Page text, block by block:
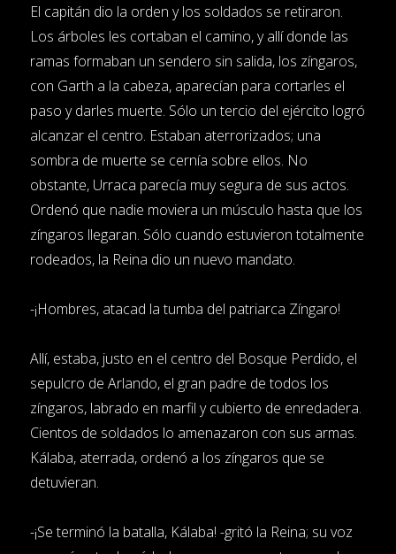
El capitán dio la orden y los soldados se retiraron.
Los árboles les cortaban el camino, y allí donde las
ramas formaban un sendero sin salida, los zíngaros,
con Garth a la cabeza, aparecían para cortarles el
paso y darles muerte. Sólo un tercio del ejército logró
alcanzar el centro. Estaban aterrorizados; una
sombra de muerte se cernía sobre ellos. No
obstante, Urraca parecía muy segura de sus actos.
Ordenó que nadie moviera un músculo hasta que los
zíngaros llegaran. Sólo cuando estuvieron totalmente
rodeados, la Reina dio un nuevo mandato.
-¡Hombres, atacad la tumba del patriarca Zíngaro!
Allí, estaba, justo en el centro del Bosque Perdido, el
sepulcro de Arlando, el gran padre de todos los
zíngaros, labrado en marfil y cubierto de enredadera.
Cientos de soldados lo amenazaron con sus armas.
Kálaba, aterrada, ordenó a los zíngaros que se
detuvieran.
-¡Se terminó la batalla, Kálaba! -gritó la Reina; su voz